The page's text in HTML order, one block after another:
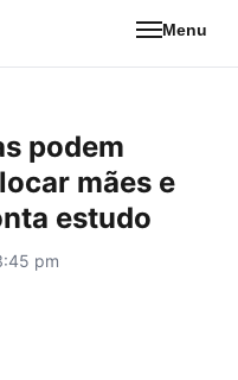
Menu
podem
mães e
estudo
pm